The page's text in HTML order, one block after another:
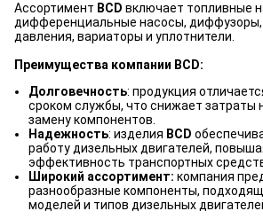
Ассортимент BCD включает топливные
дифференциальные насосы, диффузоры,
давления, вариаторы и уплотнители.
Преимущества компании BCD:
Долговечность: продукция
сроком службы, что снижает затраты
замену компонентов.
Надежность: изделия BCD
работу дизельных двигателей,
эффективность транспортных
Широкий ассортимент: компания
разнообразные компоненты,
моделей и типов дизельных